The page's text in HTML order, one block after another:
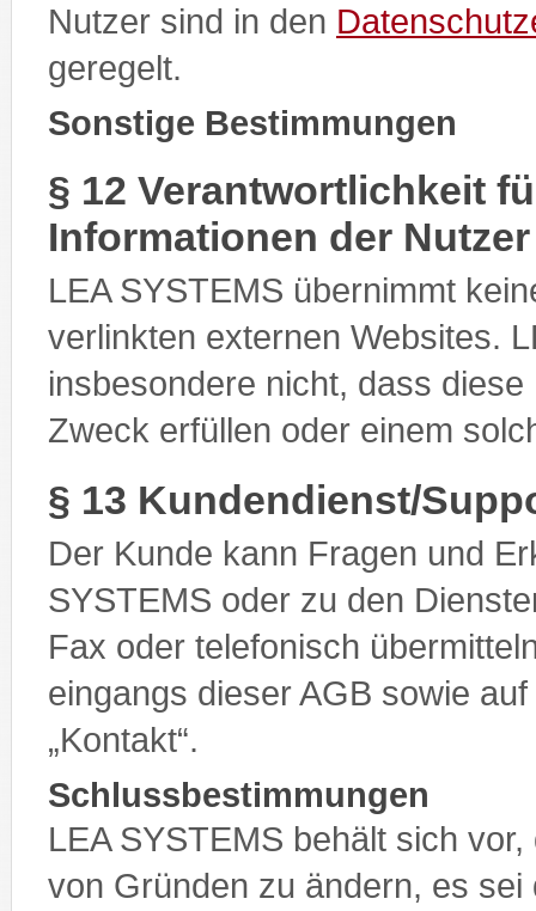
Nutzer sind in den
geregelt.
Sonstige Bestimmungen
§ 12 Verantwortlichkeit
Informationen der Nutzer
LEA SYSTEMS übernimmt
verlinkten externen Websites.
insbesondere nicht, dass
Zweck erfüllen oder einem
§ 13 Kundendienst/
Der Kunde kann Fragen und
SYSTEMS oder zu den
Fax oder telefonisch
eingangs dieser AGB sowie
„Kontakt“.
Schlussbestimmungen
LEA SYSTEMS behält sich
von Gründen zu ändern, es